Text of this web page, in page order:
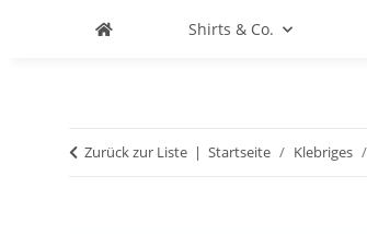
Shirts & Co.
Zurück zur Liste Startseite Klebriges